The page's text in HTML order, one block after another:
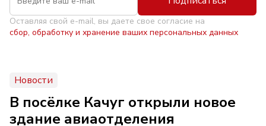
Оставляя свой e-mail, вы даете свое согласие на
сбор, обработку и хранение ваших персональных данных
Новости
В посёлке Качуг открыли новое
здание авиаотделения